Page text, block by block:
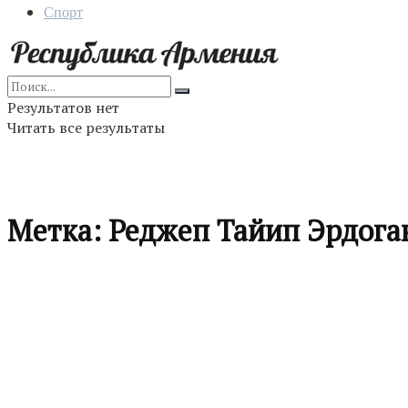
Спорт
Результатов нет
Читать все результаты
Метка: Реджеп Тайип